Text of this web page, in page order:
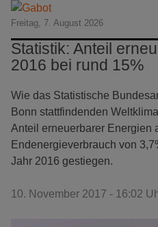
Freitag, 7. August 2026
Statistik: Anteil
2016 bei rund 15%
Wie das Statistische
Bonn stattfindenden
Anteil erneuerbarer Energien
Endenergieverbrauch von
Jahr 2016 gestiegen.
10. November 2017 - 16:02